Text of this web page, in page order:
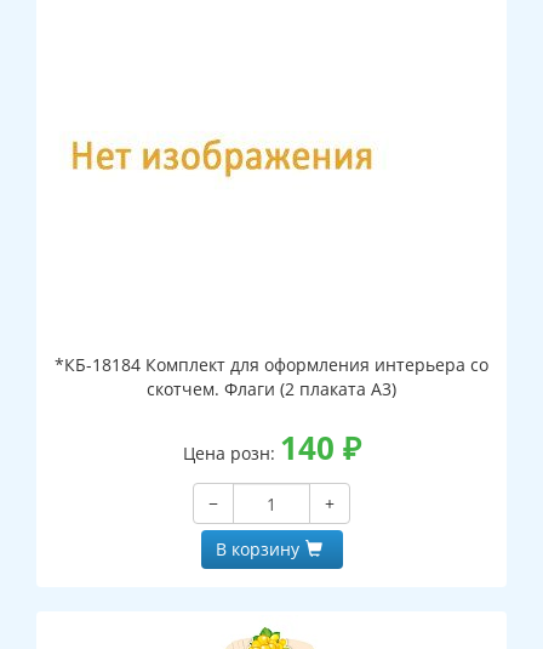
*КБ-18184 Комплект для оформления интерьера со
скотчем. Флаги (2 плаката А3)
Цена розн: 140 ₽
−
+
В корзину